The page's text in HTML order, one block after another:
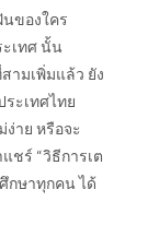
ของใคร
เทศ นั้น
ามเพิ่มแล้ว ยัง
ะเทศไทย
ง่าย หรือจะ
ชร์ “วิธีการเต
กษาทุกคน ได้